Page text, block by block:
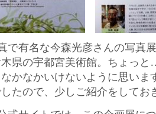
で有名な今森光彦さんの写真
県の宇都宮美術館。ちょっ
かなかいけないように思いま
たので、少しご紹介をしてお